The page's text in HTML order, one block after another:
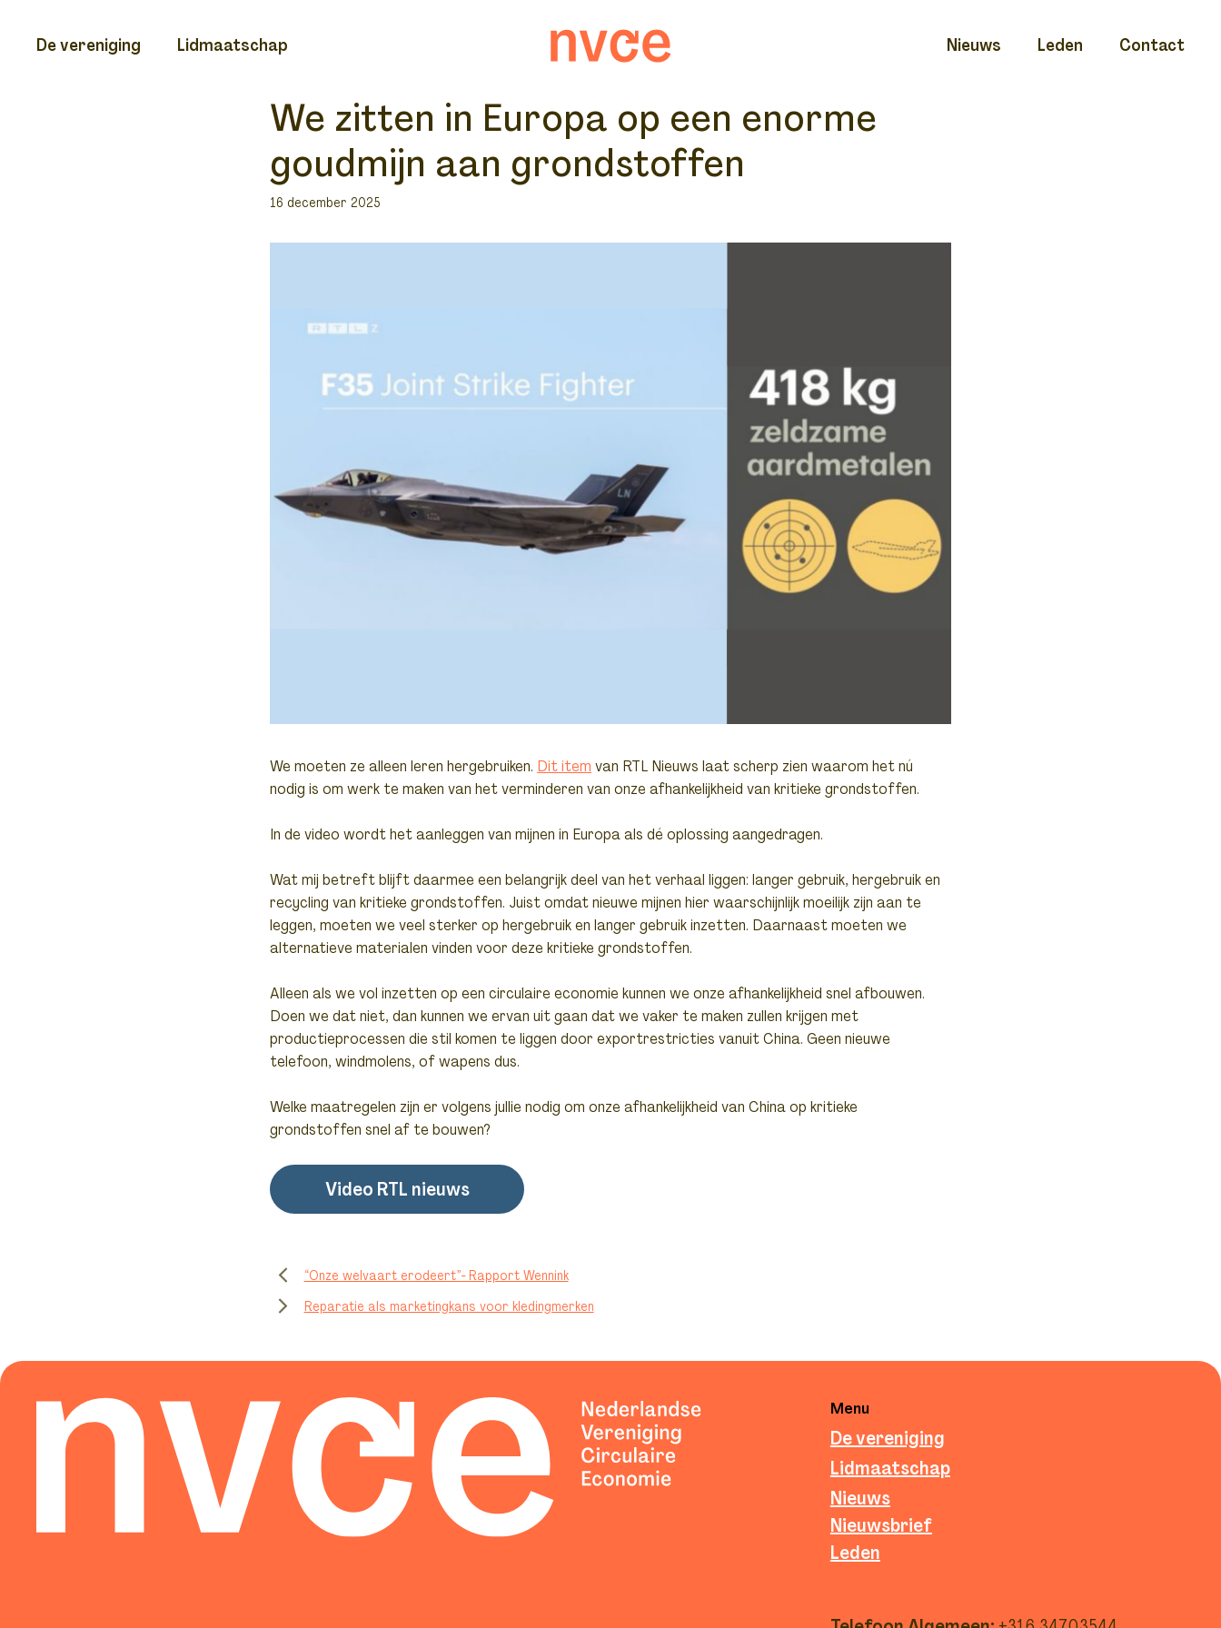
De vereniging Lidmaatschap Nieuws Leden Contact
We zitten in Europa op een enorme
goudmijn aan grondstoffen
16 december 2025
We moeten ze alleen leren hergebruiken. Dit item van RTL Nieuws laat scherp zien waarom het nú
nodig is om werk te maken van het verminderen van onze afhankelijkheid van kritieke grondstoffen.
In de video wordt het aanleggen van mijnen in Europa als dé oplossing aangedragen.
Wat mij betreft blijft daarmee een belangrijk deel van het verhaal liggen: langer gebruik, hergebruik en
recycling van kritieke grondstoffen. Juist omdat nieuwe mijnen hier waarschijnlijk moeilijk zijn aan te
leggen, moeten we veel sterker op hergebruik en langer gebruik inzetten. Daarnaast moeten we
alternatieve materialen vinden voor deze kritieke grondstoffen.
Alleen als we vol inzetten op een circulaire economie kunnen we onze afhankelijkheid snel afbouwen.
Doen we dat niet, dan kunnen we ervan uit gaan dat we vaker te maken zullen krijgen met
productieprocessen die stil komen te liggen door exportrestricties vanuit China. Geen nieuwe
telefoon, windmolens, of wapens dus.
Welke maatregelen zijn er volgens jullie nodig om onze afhankelijkheid van China op kritieke
grondstoffen snel af te bouwen?
Video RTL nieuws
“Onze welvaart erodeert”- Rapport Wennink
Reparatie als marketingkans voor kledingmerken
Menu
De vereniging
Lidmaatschap
Nieuws
Nieuwsbrief
Leden